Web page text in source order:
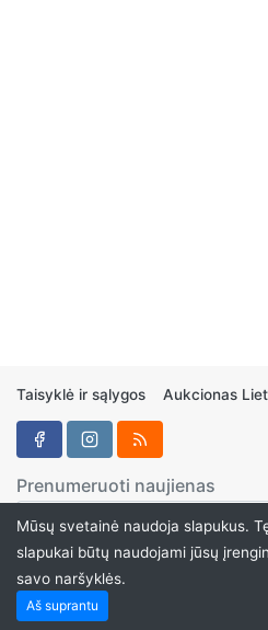
Taisyklė ir sąlygos Aukcionas
Prenumeruoti naujienas
Mūsų svetainė naudoja slapukus.
slapukai būtų naudojami jūsų
savo naršyklės.
Aš suprantu